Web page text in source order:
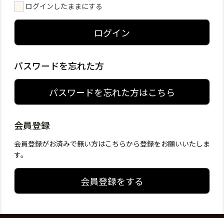
ログインしたままにする
ログイン
パスワードを忘れた方
パスワードを忘れた方はこちら
会員登録
会員登録がお済みで無い方はこちらから登録をお願いいたしま
す。
会員登録をする